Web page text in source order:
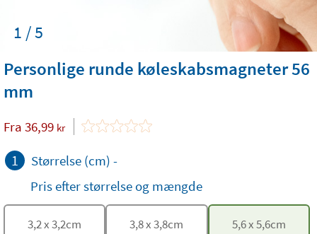
1 / 5
Personlige runde køleskabsmagneter 56
mm
Fra 36,99 kr
1 Størrelse (cm) -
Pris efter størrelse og mængde
3,2x3,2cm 3,8x3,8cm 5,6x5,6cm